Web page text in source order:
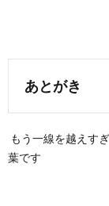
あとがき
もう一線を越えす
葉です